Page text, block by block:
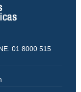
01 8000 515